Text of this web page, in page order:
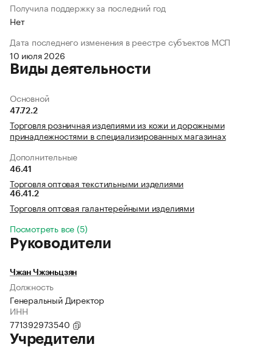
Получила поддержку за последний год
Нет
Дата последнего изменения в реестре субъектов МСП
10 июля 2026
Виды деятельности
Основной
47.72.2
Торговля розничная изделиями из кожи и дорожными
принадлежностями в специализированных магазинах
Дополнительные
46.41
Торговля оптовая текстильными изделиями
46.41.2
Торговля оптовая галантерейными изделиями
Посмотреть все (5)
Руководители
Чжан Чжэньцзян
Должность
Генеральный Директор
ИНН
771392973540
Учредители